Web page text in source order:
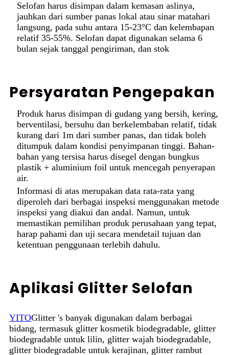
Selofan harus disimpan dalam kemasan aslinya,
jauhkan dari sumber panas lokal atau sinar matahari
langsung, pada suhu antara 15-23°C dan kelembapan
relatif 35-55%. Selofan dapat digunakan selama 6
bulan sejak tanggal pengiriman, dan stok
Persyaratan Pengepakan
Produk harus disimpan di gudang yang bersih, kering,
berventilasi, bersuhu dan berkelembaban relatif, tidak
kurang dari 1m dari sumber panas, dan tidak boleh
ditumpuk dalam kondisi penyimpanan tinggi. Bahan-
bahan yang tersisa harus disegel dengan bungkus
plastik + aluminium foil untuk mencegah penyerapan
air.
Informasi di atas merupakan data rata-rata yang
diperoleh dari berbagai inspeksi menggunakan metode
inspeksi yang diakui dan andal. Namun, untuk
memastikan pemilihan produk perusahaan yang tepat,
harap pahami dan uji secara mendetail tujuan dan
ketentuan penggunaan terlebih dahulu.
Aplikasi Glitter Selofan
YITOGlitter 's banyak digunakan dalam berbagai
bidang, termasuk glitter kosmetik biodegradable, glitter
biodegradable untuk lilin, glitter wajah biodegradable,
glitter biodegradable untuk kerajinan, glitter rambut